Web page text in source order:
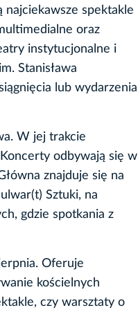
spektakle
oraz
instytucjonalne i
Stanisława
lub wydarzenia
W jej trakcie
odbywają się w
znajduje się na
Sztuki, na
gdzie spotkania z
Oferuje
kościelnych
czy warsztaty o